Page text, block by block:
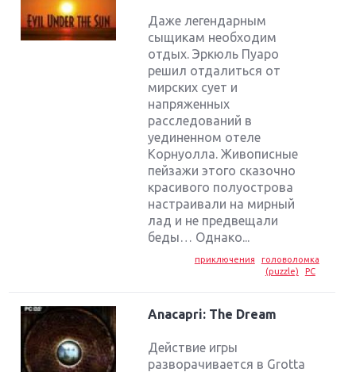
Даже легендарным
сыщикам необходим
отдых. Эркюль Пуаро
решил отдалиться от
мирских сует и
напряженных
расследований в
уединенном отеле
Корнуолла. Живописные
пейзажи этого сказочно
красивого полуострова
настраивали на мирный
лад и не предвещали
беды… Однако...
приключения
головоломка
(puzzle)
PC
Anacapri: The Dream
Действие игры
разворачивается в Grotta